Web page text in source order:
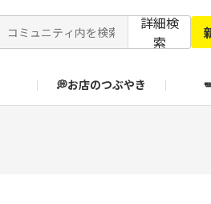
詳細検
索
💭お店のつぶやき